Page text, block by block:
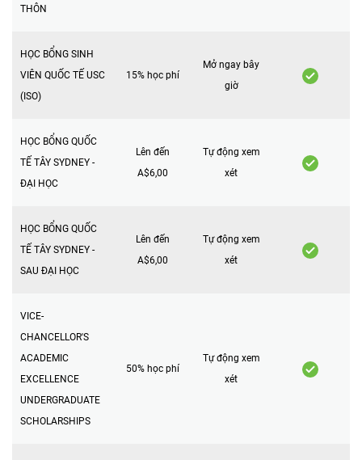
THÔN
HỌC BỔNG SINH
VIÊN QUỐC TẾ USC
(ISO)
15% học phí
Mở ngay bây
giờ
HỌC BỔNG QUỐC
TẾ TÂY SYDNEY -
ĐẠI HỌC
Lên đến
A$6,00
Tự động xem
xét
HỌC BỔNG QUỐC
TẾ TÂY SYDNEY -
SAU ĐẠI HỌC
Lên đến
A$6,00
Tự động xem
xét
VICE-
CHANCELLOR'S
ACADEMIC
EXCELLENCE
UNDERGRADUATE
SCHOLARSHIPS
50% học phí
Tự động xem
xét